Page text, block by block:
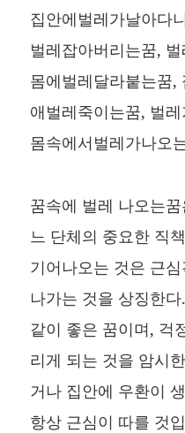
집안에벌레가날아다
벌레잡아버리는꿈,
몸에벌레달라붙는꿈,
애벌레죽이는꿈, 벌
몸속에서벌레가나오
꿈속에 벌레 나오는
느 단체의 중요한 직
기어나오는 것은 근
나가는 것을 상징한
같이 좋은 꿈이며, 걱
리게 되는 것을 암시
거나 집안에 우환이
항상 근심이 따를 것